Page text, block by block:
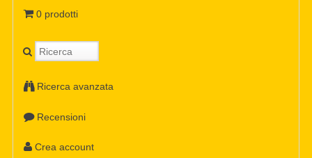
0 prodotti
Ricerca avanzata
Recensioni
Crea account